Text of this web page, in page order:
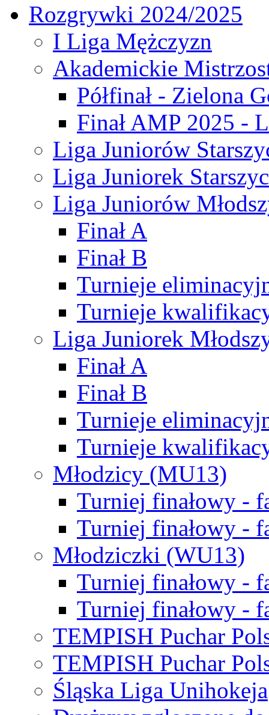
Rozgrywki 2024/2025
I Liga Mężczyzn
Akademickie
Półfinał - Zielona
Finał AMP 2025 -
Liga Juniorów
Liga Juniorek
Liga Juniorów
Finał A
Finał B
Turnieje
Turnieje
Liga Juniorek
Finał A
Finał B
Turnieje
Turnieje
Młodzicy (MU13)
Turniej finałowy -
Turniej finałowy -
Młodziczki (WU13)
Turniej finałowy -
Turniej finałowy -
TEMPISH Puchar
TEMPISH Puchar
Śląska Liga Unihokeja